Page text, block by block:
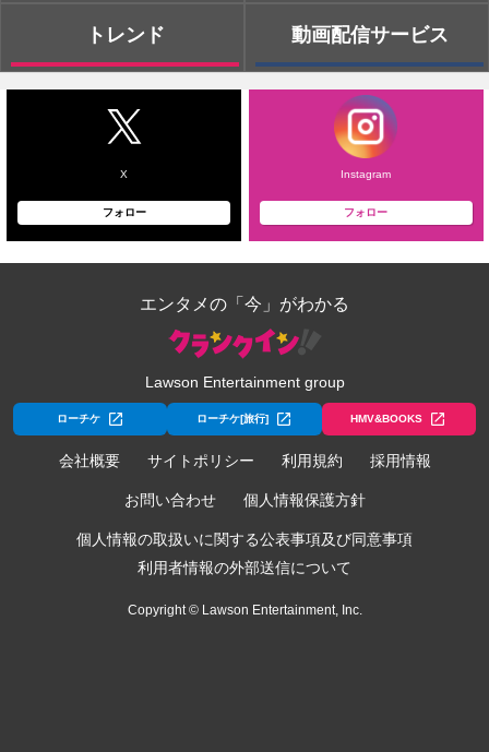
トレンド 動画配信サービス
X
フォロー
Instagram
フォロー
エンタメの「今」がわかる
Lawson Entertainment group
ローチケ ローチケ[旅行] HMV&BOOKS
会社概要 サイトポリシー 利用規約 採用情報
お問い合わせ 個人情報保護方針
個人情報の取扱いに関する公表事項及び同意事項
利用者情報の外部送信について
Copyright © Lawson Entertainment, Inc.